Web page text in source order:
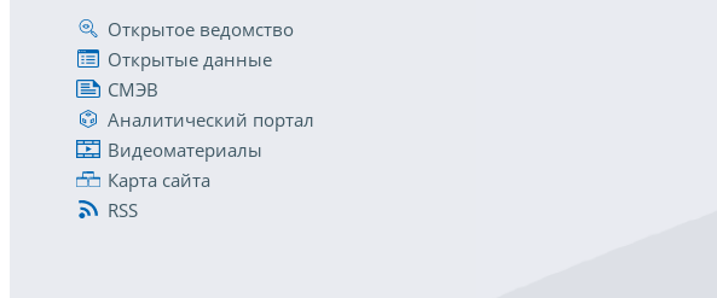
Открытое ведомство
Открытые данные
СМЭВ
Аналитический портал
Видеоматериалы
Карта сайта
RSS